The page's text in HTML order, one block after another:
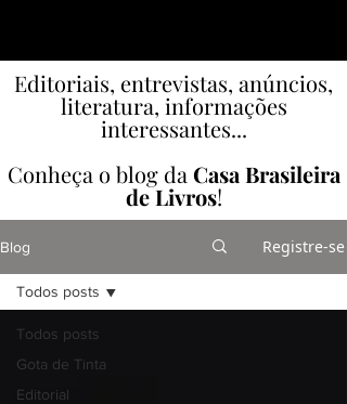
Editoriais, entrevistas, anúncios,
literatura, informações
interessantes...
Conheça o blog da Casa Brasileira
de Livros!
Blog Registre-se
Todos posts
Gota de Tinta
Editorial
Todos posts